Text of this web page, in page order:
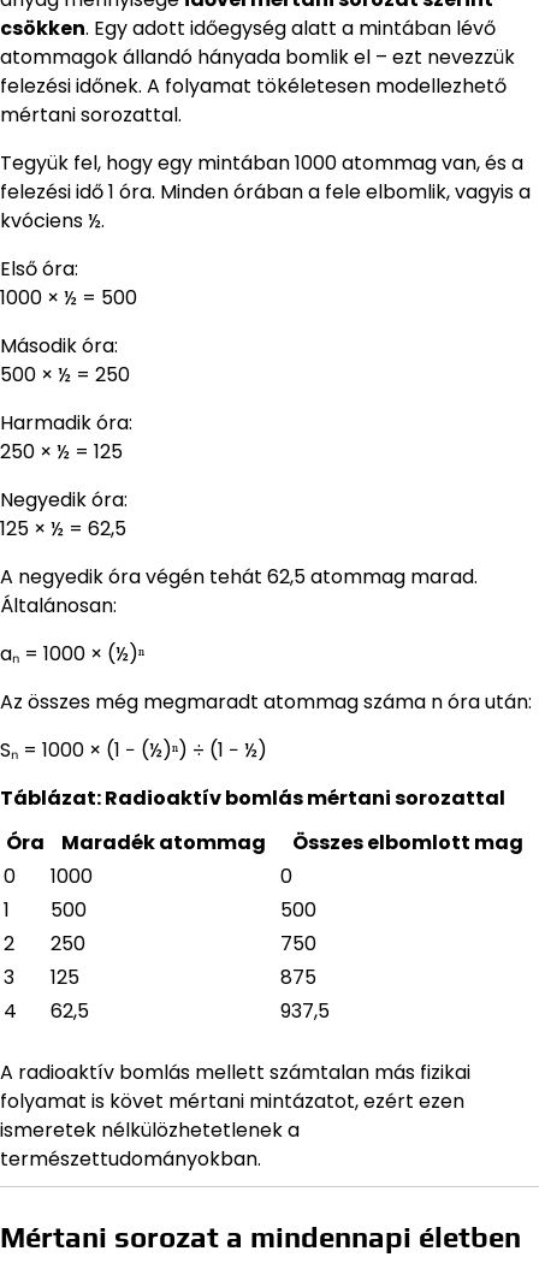
csökken. Egy adott időegység alatt a mintában lévő
atommagok állandó hányada bomlik el – ezt nevezzük
felezési időnek. A folyamat tökéletesen modellezhető
mértani sorozattal.
Tegyük fel, hogy egy mintában 1000 atommag van, és a
felezési idő 1 óra. Minden órában a fele elbomlik, vagyis a
kvóciens ½.
Első óra:
1000 × ½ = 500
Második óra:
500 × ½ = 250
Harmadik óra:
250 × ½ = 125
Negyedik óra:
125 × ½ = 62,5
A negyedik óra végén tehát 62,5 atommag marad.
Általánosan:
aₙ = 1000 × (½)ⁿ
Az összes még megmaradt atommag száma n óra után:
Sₙ = 1000 × (1 − (½)ⁿ) ÷ (1 − ½)
Táblázat: Radioaktív bomlás mértani sorozattal
Óra
Maradék atommag
Összes elbomlott mag
0
1000
0
1
500
500
2
250
750
3
125
875
4
62,5 937,5
A radioaktív bomlás mellett számtalan más fizikai
folyamat is követ mértani mintázatot, ezért ezen
ismeretek nélkülözhetetlenek a
természettudományokban.
Mértani sorozat a mindennapi életben